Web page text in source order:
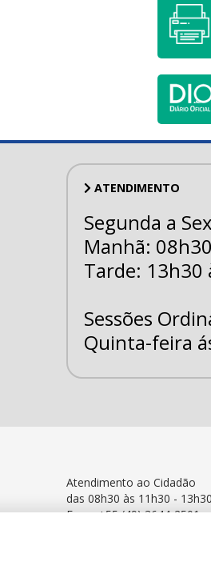
ATENDIMENTO
Segunda a
Manhã:
Tarde: 13h30
Sessões
Quinta-feira
Atendimento ao Cidadão
das 08h30 às 11h30 -
Fone: +55 (49) 3644-2501